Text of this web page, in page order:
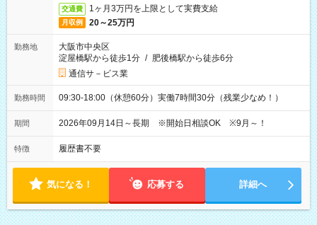
交通費 1ヶ月3万円を上限として実費支給
月収例 20～25万円
勤務地
大阪市中央区
淀屋橋駅から徒歩1分 / 肥後橋駅から徒歩6分
通信サ－ビス業
勤務時間 09:30-18:00（休憩60分）実働7時間30分（残業少なめ！）
期間 2026年09月14日～長期 ※開始日相談OK ※9月～！
特徴 履歴書不要
気になる！ 応募する 詳細へ